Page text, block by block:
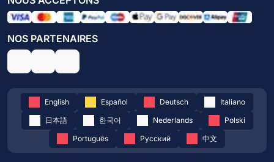
NOS PARTENAIRES
English Español Deutsch
Italiano
日本語
한국어 Nederlands
Polski
Português
Русский 中文